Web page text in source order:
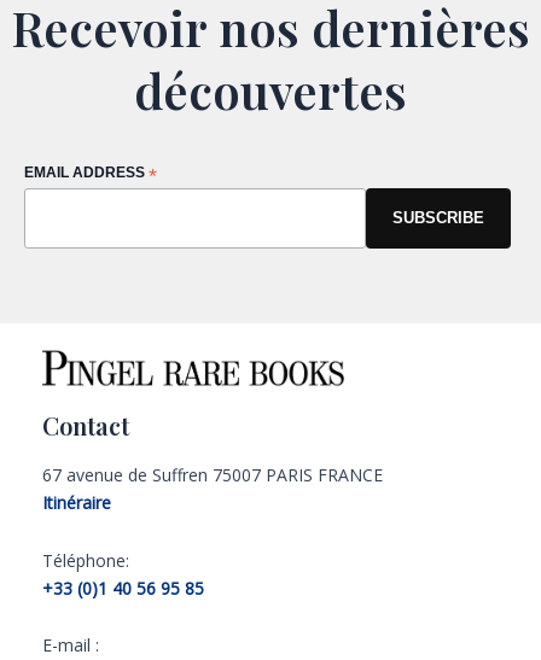
Recevoir nos dernières
découvertes
EMAIL ADDRESS *
Contact
67 avenue de Suffren 75007 PARIS FRANCE
Itinéraire
Téléphone:
+33 (0)1 40 56 95 85
E-mail :